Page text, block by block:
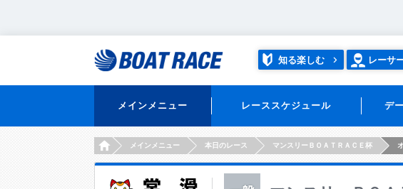
知る楽しむ レーサ
メインメニュー レーススケジュール デ
HOMEメインメニュー 本日のレース マンスリーＢＯＡＴＲＡＣＥ杯